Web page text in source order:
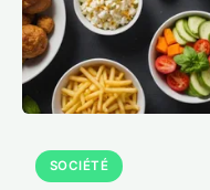
SOCIÉTÉ